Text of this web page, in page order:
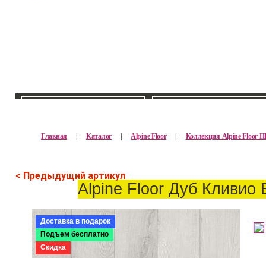
Главная | Каталог | Alpine Floor | Коллекция Alpine
< Предыдущий артикул
Alpine Floor Дуб Кливио
Доставка в подарок
Подъем бесплатно
Скидка